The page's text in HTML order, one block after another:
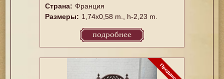
Страна: Франция
Размеры: 1,74x0,58 m., h-2,23 m.
подробнее